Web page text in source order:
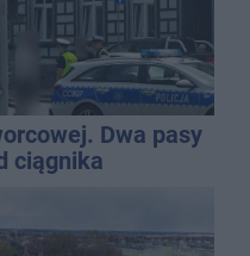
Dwa pasy
ciągnika